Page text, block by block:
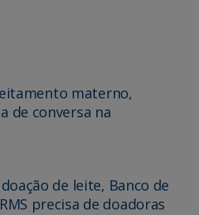
materno,
de conversa na
de leite, Banco de
precisa de doadoras